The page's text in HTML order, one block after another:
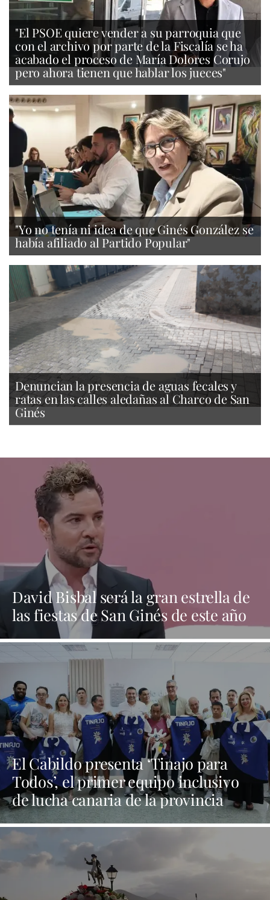
"El PSOE quiere vender a su parroquia que
con el archivo por parte de la Fiscalía se ha
acabado el proceso de María Dolores Corujo
pero ahora tienen que hablar los jueces"
"Yo no tenía ni idea de que Ginés González se
había afiliado al Partido Popular"
Denuncian la presencia de aguas fecales y
ratas en las calles aledañas al Charco de San
Ginés
David Bisbal será la gran estrella de
las fiestas de San Ginés de este año
El Cabildo presenta ‘Tinajo para
Todos’, el primer equipo inclusivo
de lucha canaria de la provincia